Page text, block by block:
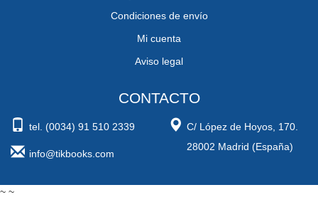
Condiciones de envío
Mi cuenta
Aviso legal
CONTACTO
tel. (0034) 91 510 2339
info@tikbooks.com
C/ López de Hoyos, 170.
28002 Madrid (España)
~ ~